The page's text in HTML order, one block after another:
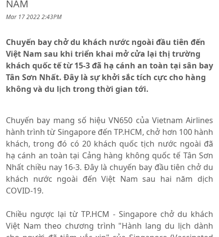
NAM
Mar 17 2022 2:43PM
Chuyến bay chở du khách nước ngoài đầu tiên đến
Việt Nam sau khi triển khai mở cửa lại thị trường
khách quốc tế từ 15-3 đã hạ cánh an toàn tại sân bay
Tân Sơn Nhất. Đây là sự khởi sắc tích cực cho hàng
không và du lịch trong thời gian tới.
Chuyến bay mang số hiệu VN650 của Vietnam Airlines
hành trình từ Singapore đến TP.HCM, chở hơn 100 hành
khách, trong đó có 20 khách quốc tịch nước ngoài đã
hạ cánh an toàn tại Cảng hàng không quốc tế Tân Sơn
Nhất chiều nay 16-3. Đây là chuyến bay đầu tiên chở du
khách nước ngoài đến Việt Nam sau hai năm dịch
COVID-19.
Chiều ngược lại từ TP.HCM - Singapore chở du khách
Việt Nam theo chương trình "Hành lang du lịch dành